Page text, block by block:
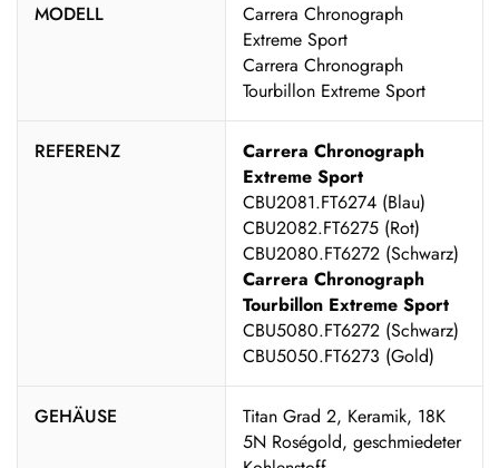
MODELL
Carrera Chronograph
Extreme Sport
Carrera Chronograph
Tourbillon Extreme Sport
REFERENZ
Carrera Chronograph
Extreme Sport
CBU2081.FT6274 (Blau)
CBU2082.FT6275 (Rot)
CBU2080.FT6272 (Schwarz)
Carrera Chronograph
Tourbillon Extreme Sport
CBU5080.FT6272 (Schwarz)
CBU5050.FT6273 (Gold)
GEHÄUSE
Titan Grad 2, Keramik, 18K
5N Roségold, geschmiedeter